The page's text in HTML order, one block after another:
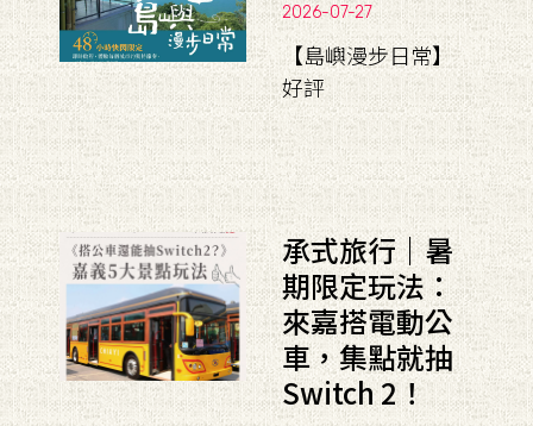
2026-07-27
【島嶼漫步日常】
好評
承式旅行｜暑
期限定玩法：
來嘉搭電動公
車，集點就抽
Switch 2！